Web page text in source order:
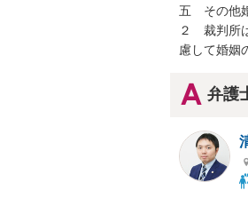
五　その他
２　裁判所
慮して婚姻
弁護